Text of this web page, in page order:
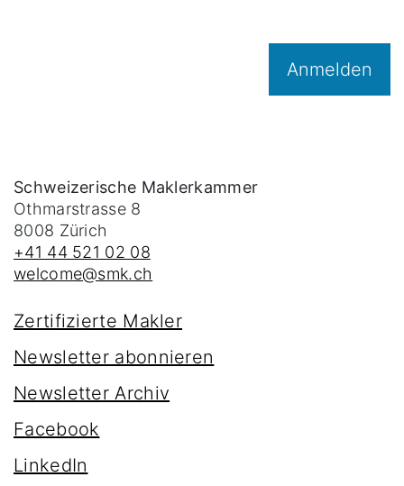
Anmelden
Schweizerische Maklerkammer
Othmarstrasse 8
8008 Zürich
+41 44 521 02 08
welcome@smk.ch
Zertifizierte Makler
Newsletter abonnieren
Newsletter Archiv
Facebook
LinkedIn